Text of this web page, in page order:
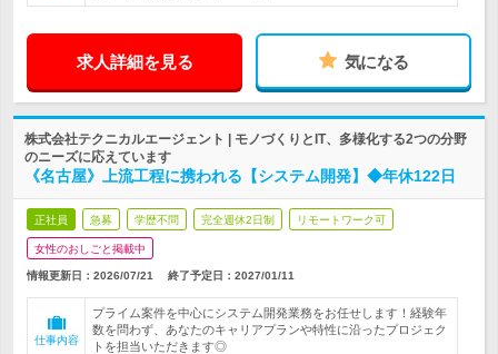
求人詳細を見る 気になる
株式会社テクニカルエージェント | モノづくりとIT、多様化する2つの分野
のニーズに応えています
《名古屋》上流工程に携われる【システム開発】◆年休122日
正社員 急募 学歴不問 完全週休2日制 リモートワーク可
女性のおしごと掲載中
情報更新日：2026/07/21 終了予定日： 2027/01/11
仕事内容
プライム案件を中心にシステム開発業務をお任せします！経験年
数を問わず、あなたのキャリアプランや特性に沿ったプロジェク
トを担当いただきます◎